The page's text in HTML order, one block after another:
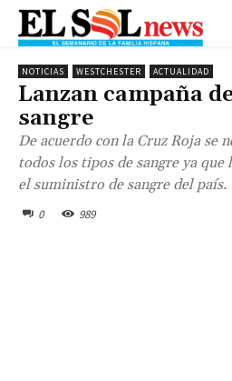
NOTICIAS WESTCHESTER ACTUALIDAD
Lanzan campaña
sangre
De acuerdo con la Cruz Roja se
todos los tipos de sangre ya que
el suministro de sangre del país.
0 989